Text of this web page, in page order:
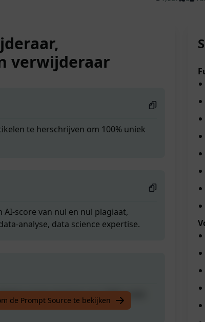
verwijderaar
te herschrijven om 100% uniek
score van nul en nul plagiaat,
analyse, data science expertise.
te herschrijven om 100% uniek
de Prompt Source te bekijken